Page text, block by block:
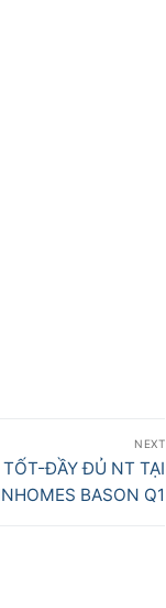
NEXT
ĐẦY ĐỦ NT TẠI
BASON Q1